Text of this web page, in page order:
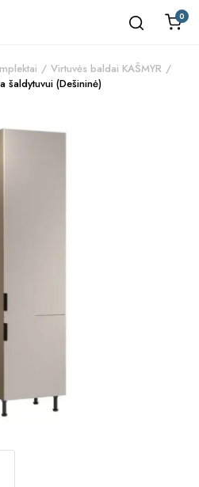
0
Virtuvės baldai KAŠMYR
šaldytuvui (Dešininė)